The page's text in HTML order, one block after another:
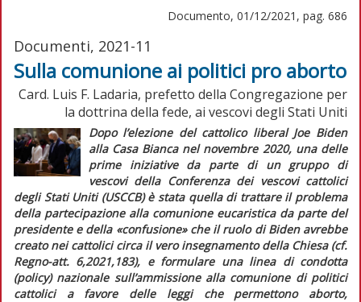
Documento, 01/12/2021, pag. 686
Documenti, 2021-11
Sulla comunione ai politici pro aborto
Card. Luis F. Ladaria, prefetto della Congregazione per
la dottrina della fede, ai vescovi degli Stati Uniti
Dopo l’elezione del cattolico liberal Joe Biden
alla Casa Bianca nel novembre 2020, una delle
prime iniziative da parte di un gruppo di
vescovi della Conferenza dei vescovi cattolici
degli Stati Uniti (USCCB) è stata quella di trattare il problema
della partecipazione alla comunione eucaristica da parte del
presidente e della «confusione» che il ruolo di Biden avrebbe
creato nei cattolici circa il vero insegnamento della Chiesa (cf.
Regno-att. 6,2021,183), e formulare una linea di condotta
(policy) nazionale sull’ammissione alla comunione di politici
cattolici a favore delle leggi che permettono aborto,